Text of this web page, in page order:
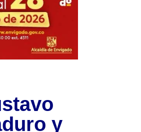
y